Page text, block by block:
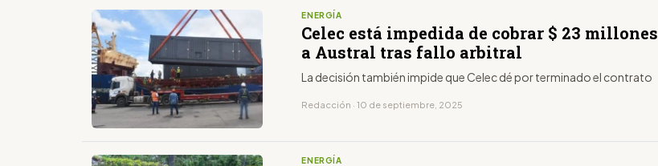
ENERGÍA
Celec está impedida de cobrar $ 23 millones
a Austral tras fallo arbitral
La decisión también impide que Celec dé por terminado el contrato
Redacción · 10 de septiembre, 2025
ENERGÍA